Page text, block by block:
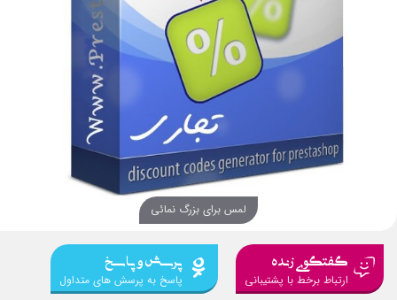
لمس برای بزرگ نمائی
گفتگوی زنده
ارتباط برخط با پشتیبانی
پرسش و پاسخ
پاسخ به پرسش های متداول